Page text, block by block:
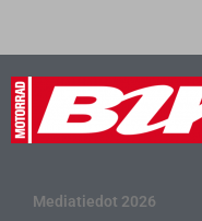
Mediatiedot 2026